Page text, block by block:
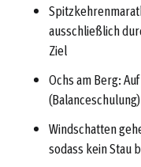
ausschließlich
Ziel
Ochs am Berg:
(Balanceschulung)
Windschatten
sodass kein Stau